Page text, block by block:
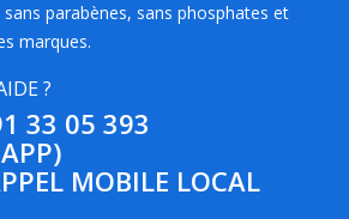
parabènes, sans phosphates et
marques.
?
33 05 393
MOBILE LOCAL